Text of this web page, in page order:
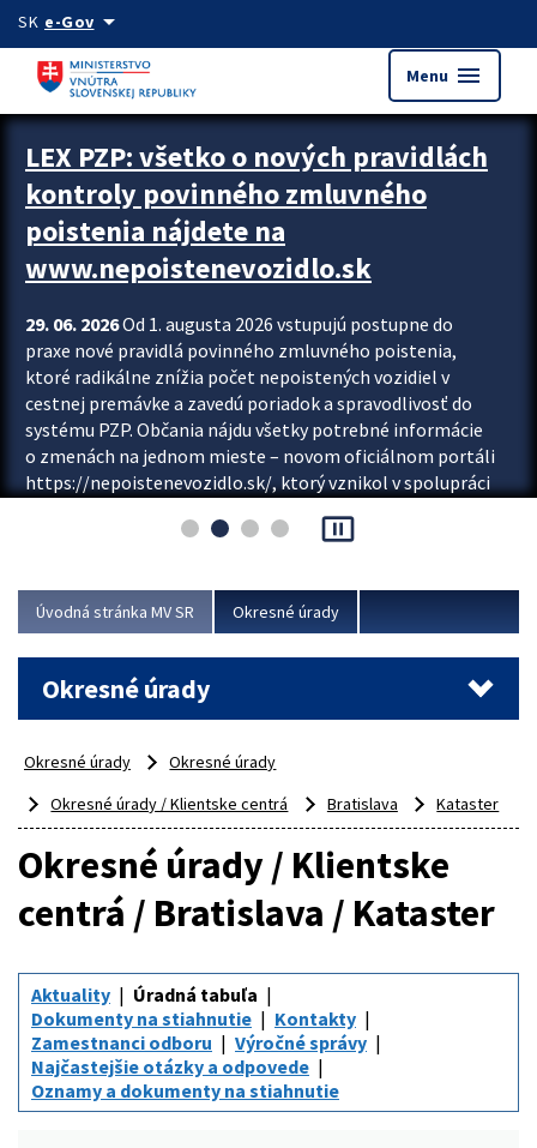
Preskocit na hlavný obsah
SK e-Govarrow_drop_down
Menu menu
Zastavit automatický posun upútavok
LEX PZP: všetko o nových pravidlách
kontroly povinného zmluvného
poistenia nájdete na
www.nepoistenevozidlo.sk
29. 06. 2026Od 1. augusta 2026 vstupujú postupne do
praxe nové pravidlá povinného zmluvného poistenia,
ktoré radikálne znížia počet nepoistených vozidiel v
cestnej premávke a zavedú poriadok a spravodlivosť do
systému PZP. Občania nájdu všetky potrebné informácie
o zmenách na jednom mieste – novom oficiálnom portáli
https://nepoistenevozidlo.sk/, ktorý vznikol v spolupráci
asociácie poisťovní (SLASPO) a Ministerstva vnútra SR.
Viac
pause_presentation
Úvodná stránka MV SR Okresné úrady
Okresné úrady
Okresné úrady
Okresné úrady
Okresné úrady / Klientske centrá
Bratislava Kataster
Okresné úrady / Klientske
centrá / Bratislava / Kataster
Aktuality
Úradná tabuľa
Dokumenty na stiahnutie
Kontakty
Zamestnanci odboru
Výročné správy
Najčastejšie otázky a odpovede
Oznamy a dokumenty na stiahnutie